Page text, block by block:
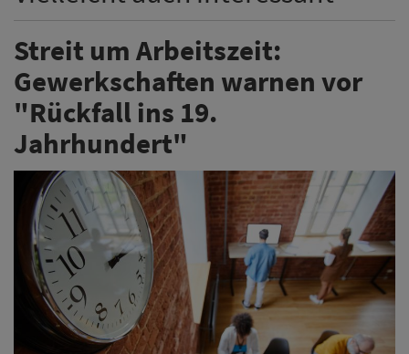
Streit um Arbeitszeit:
Gewerkschaften warnen vor
"Rückfall ins 19.
Jahrhundert"